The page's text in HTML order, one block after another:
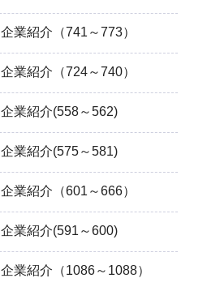
企業紹介（741～773）
企業紹介（724～740）
企業紹介(558～562)
企業紹介(575～581)
企業紹介（601～666）
企業紹介(591～600)
企業紹介（1086～1088）